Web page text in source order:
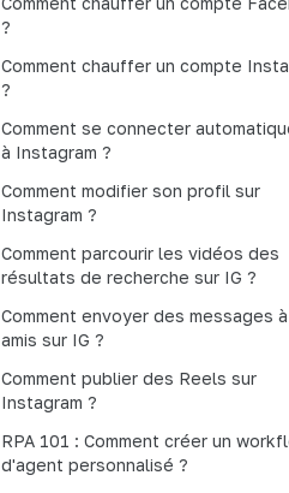
?
Comment chauffer un compte
?
Comment se connecter
à Instagram ?
Comment modifier son profil sur
Instagram ?
Comment parcourir les vidéos des
résultats de recherche sur IG ?
Comment envoyer des messages
amis sur IG ?
Comment publier des Reels sur
Instagram ?
RPA 101 : Comment créer un
d'agent personnalisé ?